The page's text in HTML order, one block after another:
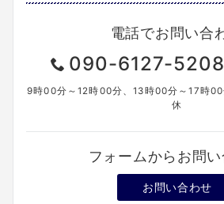
電話でお問い合
090-6127-5208
9時00分～12時00分、13時00分～17時
休
フォームからお問
お問い合わせ